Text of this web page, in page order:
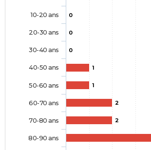
0
0
0
1
1
2
2
10-20 ans
20-30 ans
30-40 ans
40-50 ans
50-60 ans
60-70 ans
70-80 ans
80-90 ans